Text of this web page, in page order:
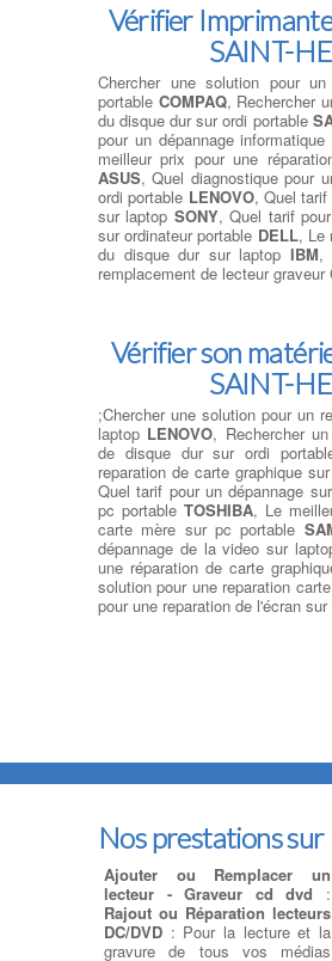
Vérifier
SAINT-
Chercher une solution pour
portable COMPAQ, Rechercher
du disque dur sur ordi portable
pour un dépannage
meilleur prix pour une
ASUS, Quel diagnostique pour
ordi portable LENOVO, Quel tarif
sur laptop SONY, Quel tarif
sur ordinateur portable DELL, Le
du disque dur sur laptop IBM,
remplacement de lecteur graveur
Vérifier son
SAINT-
;Chercher une solution pour un
laptop LENOVO, Rechercher
de disque dur sur ordi
reparation de carte graphique
Quel tarif pour un dépannage
pc portable TOSHIBA, Le
carte mère sur pc portable
dépannage de la video sur
une réparation de carte
solution pour une reparation
pour une reparation de l'écran
Nos prestations sur
Ajouter ou Remplacer un
lecteur - Graveur cd dvd :
Rajout ou Réparation lecteurs
DC/DVD : Pour la lecture et la
gravure de tous vos médias